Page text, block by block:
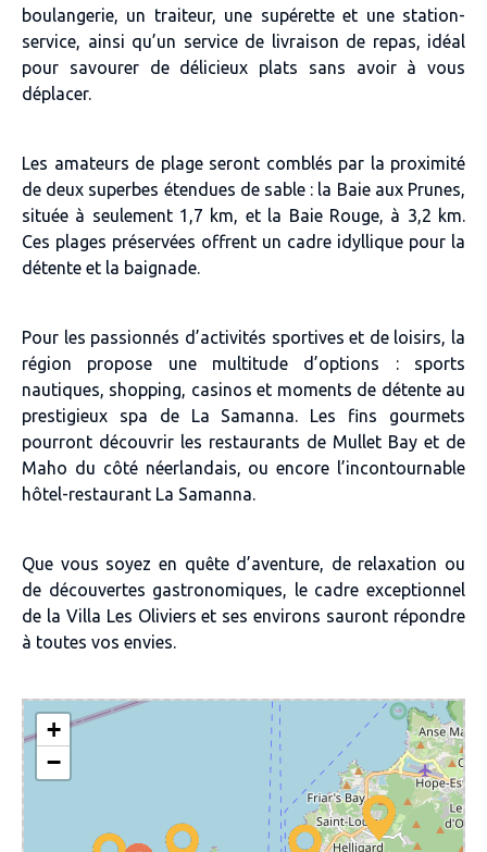
boulangerie, un traiteur, une supérette et une station-
service, ainsi qu’un service de livraison de repas, idéal
pour savourer de délicieux plats sans avoir à vous
déplacer.
Les amateurs de plage seront comblés par la proximité
de deux superbes étendues de sable : la Baie aux Prunes,
située à seulement 1,7 km, et la Baie Rouge, à 3,2 km.
Ces plages préservées offrent un cadre idyllique pour la
détente et la baignade.
Pour les passionnés d’activités sportives et de loisirs, la
région propose une multitude d’options : sports
nautiques, shopping, casinos et moments de détente au
prestigieux spa de La Samanna. Les fins gourmets
pourront découvrir les restaurants de Mullet Bay et de
Maho du côté néerlandais, ou encore l’incontournable
hôtel-restaurant La Samanna.
Que vous soyez en quête d’aventure, de relaxation ou
de découvertes gastronomiques, le cadre exceptionnel
de la Villa Les Oliviers et ses environs sauront répondre
à toutes vos envies.
+
−